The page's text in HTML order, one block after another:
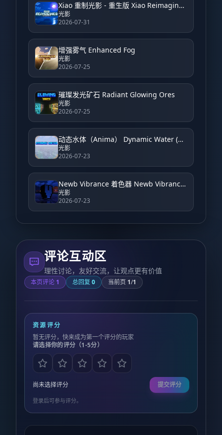
Xiao 重制光影 - 重生版 Xiao Reimagined Shader - Reborn
光影
2026-07-31
增强雾气 Enhanced Fog
光影
2026-07-25
璀璨发光矿石 Radiant Glowing Ores
光影
2026-07-25
动态水体（Anima） Dynamic Water (Anima)
光影
2026-07-23
Newb Vibrance 着色器 Newb Vibrance Shader
光影
2026-07-23
评论互动区
理性讨论，友好交流，让观点更有价值
本页评论 1 总回复 0 当前页 1/1
资源评分
暂无评分，快来成为第一个评分的玩家
请选择你的评分（1-5分）
尚未选择评分 提交评分
登录后可参与评分。